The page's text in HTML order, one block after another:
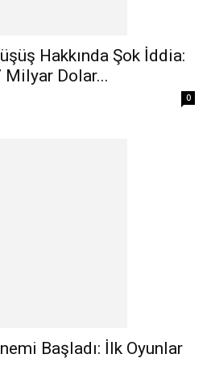
Hakkında Şok İddia:
Milyar Dolar...
0
Başladı: İlk Oyunlar